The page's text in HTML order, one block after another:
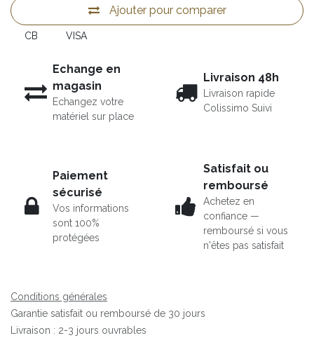
Ajouter pour comparer
CB VISA
Echange en
magasin
Echangez votre
matériel sur place
Livraison 48h
Livraison rapide
Colissimo Suivi
Paiement
sécurisé
Vos informations
sont 100%
protégées
Satisfait ou
remboursé
Achetez en
confiance —
remboursé si vous
n'êtes pas satisfait
Conditions générales
Garantie satisfait ou remboursé de 30 jours
Livraison : 2-3 jours ouvrables